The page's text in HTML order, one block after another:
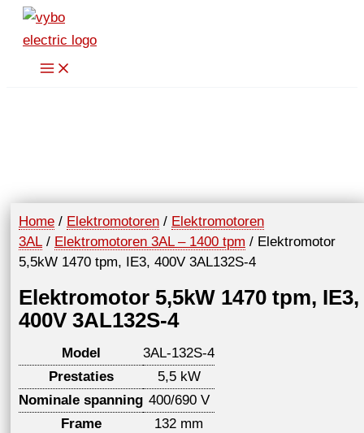
Spring
naar
Home / Elektromotoren / Elektromotoren
3AL / Elektromotoren 3AL – 1400 tpm / Elektromotor
5,5kW 1470 tpm, IE3, 400V 3AL132S-4
Elektromotor 5,5kW 1470 tpm, IE3,
400V 3AL132S-4
Model
3AL-132S-4
Prestaties
5,5 kW
Nominale spanning 400/690 V
Frame
132 mm